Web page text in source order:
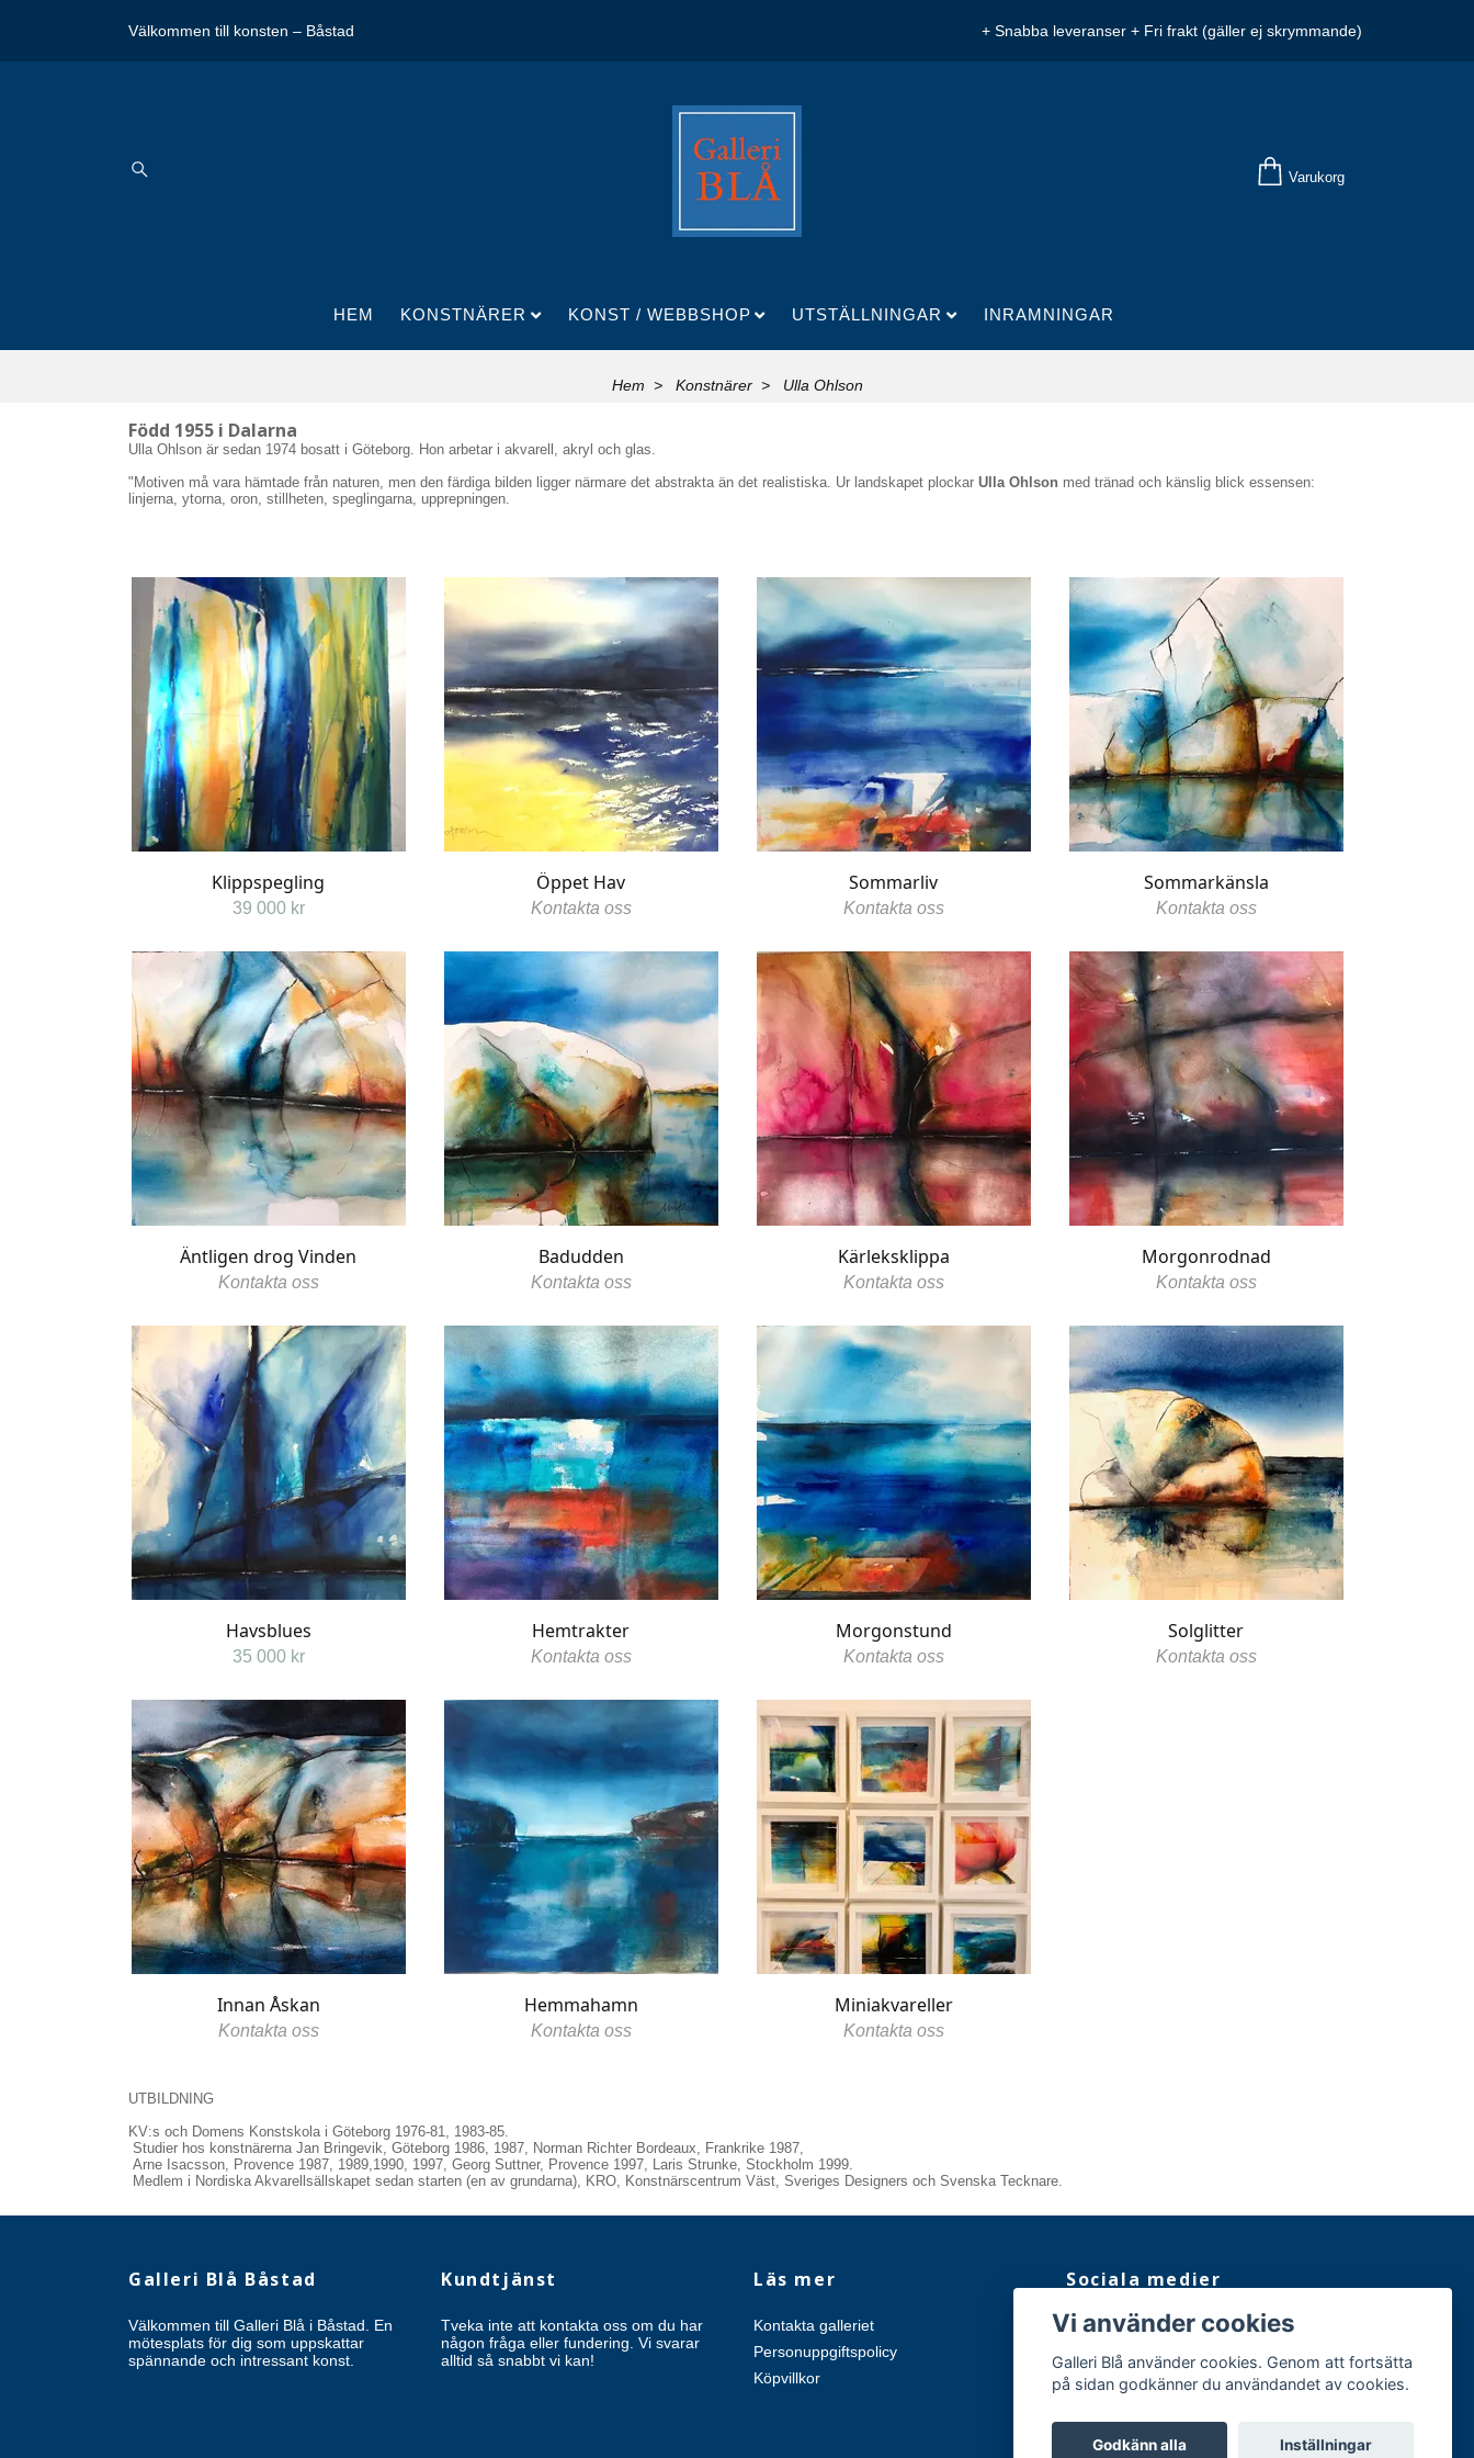
Välkommen till konsten – Båstad + Snabba leveranser + Fri frakt (gäller ej skrymmande)
Varukorg
HEM KONSTNÄRER KONST / WEBBSHOP UTSTÄLLNINGAR INRAMNINGAR
Hem Konstnärer Ulla Ohlson
Född 1955 i Dalarna
Ulla Ohlson är sedan 1974 bosatt i Göteborg. Hon arbetar i akvarell, akryl och glas.
"Motiven må vara hämtade från naturen, men den färdiga bilden ligger närmare det abstrakta än det realistiska. Ur landskapet plockar Ulla Ohlson med tränad och känslig blick essensen:
linjerna, ytorna, oron, stillheten, speglingarna, upprepningen.
Klippspegling
39 000 kr
Öppet Hav
Kontakta oss
Sommarliv
Kontakta oss
Sommarkänsla
Kontakta oss
Äntligen drog Vinden
Kontakta oss
Badudden
Kontakta oss
Kärleksklippa
Kontakta oss
Morgonrodnad
Kontakta oss
Havsblues
35 000 kr
Hemtrakter
Kontakta oss
Morgonstund
Kontakta oss
Solglitter
Kontakta oss
Innan Åskan
Kontakta oss
Hemmahamn
Kontakta oss
Miniakvareller
Kontakta oss
UTBILDNING
KV:s och Domens Konstskola i Göteborg 1976-81, 1983-85.
Studier hos konstnärerna Jan Bringevik, Göteborg 1986, 1987, Norman Richter Bordeaux, Frankrike 1987,
Arne Isacsson, Provence 1987, 1989,1990, 1997, Georg Suttner, Provence 1997, Laris Strunke, Stockholm 1999.
Medlem i Nordiska Akvarellsällskapet sedan starten (en av grundarna), KRO, Konstnärscentrum Väst, Sveriges Designers och Svenska Tecknare.
Galleri Blå Båstad
Välkommen till Galleri Blå i Båstad. En
mötesplats för dig som uppskattar
spännande och intressant konst.
Kundtjänst
Tveka inte att kontakta oss om du har
någon fråga eller fundering. Vi svarar
alltid så snabbt vi kan!
Läs mer
Kontakta galleriet
Personuppgiftspolicy
Köpvillkor
Sociala medier
Facebook
Instagram
Vi använder cookies
Galleri Blå använder cookies. Genom att fortsätta
på sidan godkänner du användandet av cookies.
Godkänn alla Inställningar